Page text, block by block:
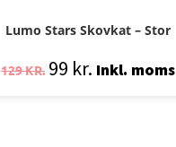
Lumo Stars Skovkat – Stor
129KR. 99 kr. Inkl. moms